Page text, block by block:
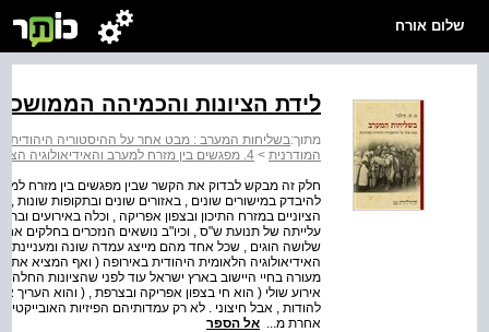
שלום אורח
לידת הציונות והכמיהה
מתוך:בשליחות המערב : מבט אחר על ההיסטוריה היהודית
המודרנית > 4. מפגשים בין מזרח למערב והאידיאולוגיה הציונית
חלק זה מבקש לבדוק את הקשר שבין מפגשים בין מזרח למערב
להיבדק במישורים שונים , באזורים שונים ובתקופות
הציוניים במזרח התיכון ובצפון אפריקה , וכלה באירועים
עלייתה של תנועת ש"ס , וכיו"ב נושאים הנזכרים בחלקים
שלושה הוגים , שכל אחד מהם מייצג עמדה שונה ומעניינת
האידיאולוגיה הלאומית היהודית באירופה ( ואף המציא
מעורה בחיי היישוב בארץ ישראל עוד לפני שהציונות
אירוע שולי ( הוא חי בצפון אפריקה ובצרפת , ( והוא העריך
להודות , אבל חיצוני . לא רק עמדותיהם הפיזיות
אחרת מ... אל הספר